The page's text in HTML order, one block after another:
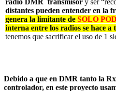
distantes pueden entender en la
genera la limitante de SOLO
interna entre los radios se hace a
tenemos que sacrificar el uso de 1
Debido a que en DMR tanto la
controlador, en este proyecto